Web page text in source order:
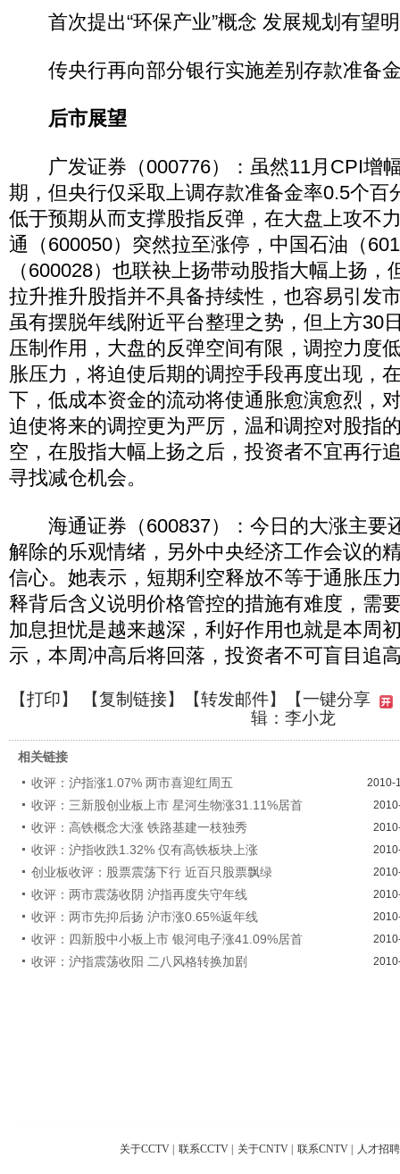
首次提出“环保产业”概念 发展规划有望
传央行再向部分银行实施差别存款准备
后市展望
广发证券（000776）：虽然11月CPI增
期，但央行仅采取上调存款准备金率0.5个百
低于预期从而支撑股指反弹，在大盘上攻不
通（600050）突然拉至涨停，中国石油（
（600028）也联袂上扬带动股指大幅上扬，
拉升推升股指并不具备持续性，也容易引发
虽有摆脱年线附近平台整理之势，但上方30
压制作用，大盘的反弹空间有限，调控力度
胀压力，将迫使后期的调控手段再度出现，
下，低成本资金的流动将使通胀愈演愈烈，
迫使将来的调控更为严厉，温和调控对股指
空，在股指大幅上扬之后，投资者不宜再行
寻找减仓机会。
海通证券（600837）：今日的大涨主要
解除的乐观情绪，另外中央经济工作会议的
信心。她表示，短期利空释放不等于通胀压
释背后含义说明价格管控的措施有难度，需
加息担忧是越来越深，利好作用也就是本周
示，本周冲高后将回落，投资者不可盲目追
【打印】 【复制链接】【转发邮件】
【一键分享
辑：李小龙
相关链接
收评：沪指涨1.07% 两市喜迎红周五
2010-
收评：三新股创业板上市 星河生物涨31.11%居首
收评：高铁概念大涨 铁路基建一枝独秀
收评：沪指收跌1.32% 仅有高铁板块上涨
创业板收评：股票震荡下行 近百只股票飘绿
收评：两市震荡收阴 沪指再度失守年线
收评：两市先抑后扬 沪市涨0.65%返年线
收评：四新股中小板上市 银河电子涨41.09%居首
收评：沪指震荡收阳 二八风格转换加剧
关于CCTV | 联系CCTV | 关于CNTV | 联系CNTV | 人才招聘